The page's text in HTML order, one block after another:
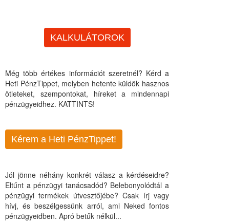
KALKULÁTOROK
Még több értékes információt szeretnél? Kérd a
Heti PénzTippet, melyben hetente küldök hasznos
ötleteket, szempontokat, híreket a mindennapi
pénzügyeidhez. KATTINTS!
Kérem a Heti PénzTippet!
Jól jönne néhány konkrét válasz a kérdéseidre?
Eltűnt a pénzügyi tanácsadód? Belebonyolódtál a
pénzügyi termékek útvesztőjébe? Csak írj vagy
hívj, és beszélgessünk arról, ami Neked fontos
pénzügyeidben. Apró betűk nélkül...